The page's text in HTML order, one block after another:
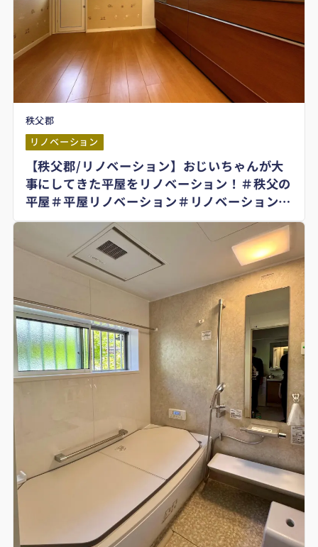
秩父郡
リノベーション
【秩父郡/リノベーション】おじいちゃんが大
事にしてきた平屋をリノベーション！＃秩父の
平屋＃平屋リノベーション＃リノベーション秩
父＃実家リノベ＃スヌーピー壁紙＃Snoopy